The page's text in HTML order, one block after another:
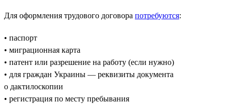
Для оформления трудового договора потребуются:
• паспорт
• миграционная карта
• патент или разрешение на работу (если нужно)
• для граждан Украины — реквизиты документа
о дактилоскопии
• регистрация по месту пребывания